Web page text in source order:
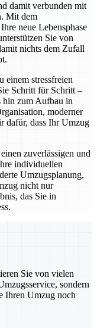
damit verbunden mit
Mit dem
neue Lebensphase
Sie von
nichts dem Zufall
einem stressfreien
Schritt für Schritt –
hin zum Aufbau in
moderner
dafür, dass Ihr Umzug
zuverlässigen und
individuellen
Umzugsplanung,
nicht nur
das Sie in
Sie von vielen
sondern
Ihren Umzug noch